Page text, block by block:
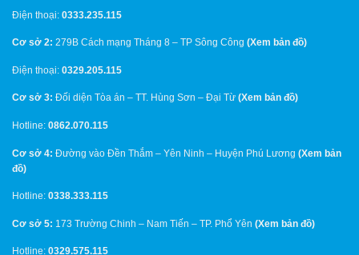
Điện thoại: 0333.235.115
Cơ sở 2: 279B Cách mạng Tháng 8 – TP Sông Công (Xem bản đồ)
Điện thoại: 0329.205.115
Cơ sở 3: Đối diện Tòa án – TT. Hùng Sơn – Đại Từ (Xem bản đồ)
Hotline: 0862.070.115
Cơ sở 4: Đường vào Đền Thắm – Yên Ninh – Huyện Phú Lương (Xem bản
đồ)
Hotline: 0338.333.115
Cơ sở 5: 173 Trường Chinh – Nam Tiến – TP. Phổ Yên (Xem bản đồ)
Hotline: 0329.575.115